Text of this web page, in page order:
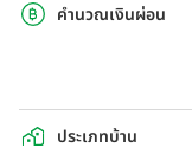
คำนวณเงินผ่อน
ประเภทบ้าน